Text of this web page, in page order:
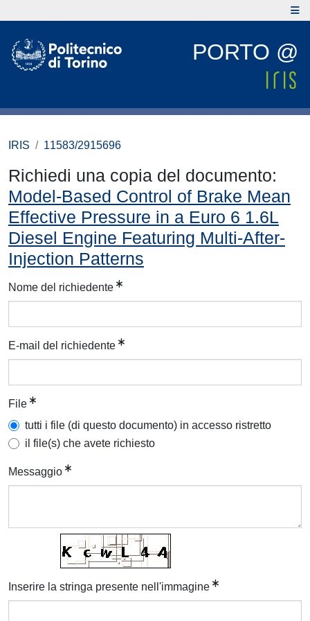
PORTO @
IRIS 11583/2915696
Richiedi una copia del documento:
Model-Based Control of Brake Mean
Effective Pressure in a Euro 6 1.6L
Diesel Engine Featuring Multi-After-
Injection Patterns
Nome del richiedente
E-mail del richiedente
File
tutti i file (di questo documento) in accesso ristretto
il file(s) che avete richiesto
Messaggio
Inserire la stringa presente nell'immagine